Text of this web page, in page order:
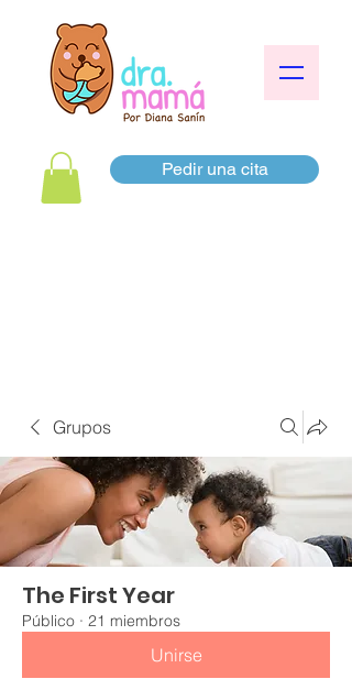
Pedir una cita
Grupos
The First Year
Público · 21 miembros
Unirse